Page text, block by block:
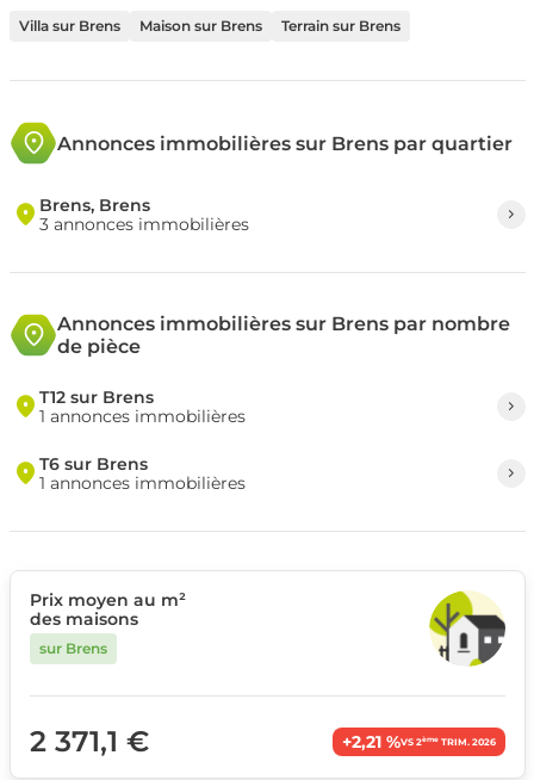
Villa sur Brens Maison sur Brens Terrain sur Brens
Annonces immobilières sur Brens par quartier
Brens, Brens
3 annonces immobilières
Annonces immobilières sur Brens par nombre
de pièce
T12 sur Brens
1 annonces immobilières
T6 sur Brens
1 annonces immobilières
Prix moyen au m²
des maisons
sur Brens
2 371,1 € +2,21 %VS 2èmeTRIM. 2026